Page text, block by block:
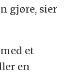
gjøre, sier
et
en